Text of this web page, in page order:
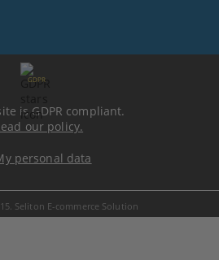
GDPR
is GDPR compliant.
our policy.
personal data
Seliton E-commerce Solution